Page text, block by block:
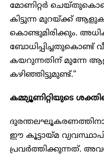
മോണിറ്റർ
കിട്ടുന്ന മുറയ്ക്ക്
കൊണ്ടുമിരിക്കും.
ബോധിപ്പിച്ചതുകൊണ്ട്
കയറുന്നതിന് മുന്നേ
കഴിഞ്ഞിട്ടുമുണ്ട്.”
കമ്മ്യൂണിറ്റിയുടെ
ഈ കൂട്ടായ്മ
പ്രവർത്തിക്കുന്നത്.